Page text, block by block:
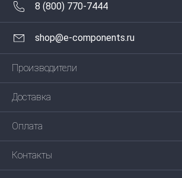
8 (800) 770-7444
shop@e-components.ru
Производители
Доставка
Оплата
Контакты